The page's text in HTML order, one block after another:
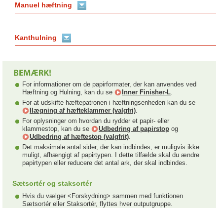
Manuel hæftning
Kanthulning
For informationer om de papirformater, der kan anvendes ved
Hæftning og Hulning, kan du se
Inner Finisher-L
For at udskifte hæftepatronen i hæftningsenheden kan du se
Ilægning af hæfteklammer (valgfri)
For oplysninger om hvordan du rydder et papir- eller
klammestop, kan du se
Udbedring af papirstop og
Udbedring af hæftestop (valgfrit)
Det maksimale antal sider, der kan indbindes, er muligvis ikke
muligt, afhængigt af papirtypen. I dette tilfælde skal du ændre
papirtypen eller reducere det antal ark, der skal indbindes.
Sætsortér og staksortér
Hvis du vælger <Forskydning> sammen med funktionen
Sætsortér eller Staksortér, flyttes hver outputgruppe.